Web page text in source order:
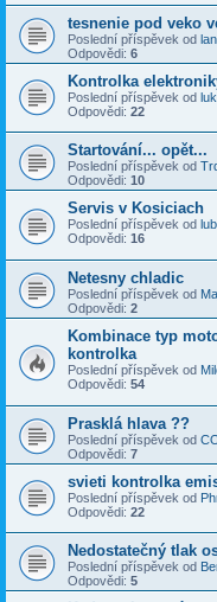
tesnenie pod veko
Poslední příspěvek od
Odpovědi: 6
Kontrolka
Poslední příspěvek od
Odpovědi: 22
Startování... opět...
Poslední příspěvek od
Odpovědi: 10
Servis v Kosiciach
Poslední příspěvek od
Odpovědi: 16
Netesny chladic
Poslední příspěvek od
Odpovědi: 2
Kombinace typ
kontrolka
Poslední příspěvek od
Odpovědi: 54
Prasklá hlava ??
Poslední příspěvek od
Odpovědi: 7
svieti kontrolka
Poslední příspěvek od
Odpovědi: 22
Nedostatečný tlak
Poslední příspěvek od
Odpovědi: 5